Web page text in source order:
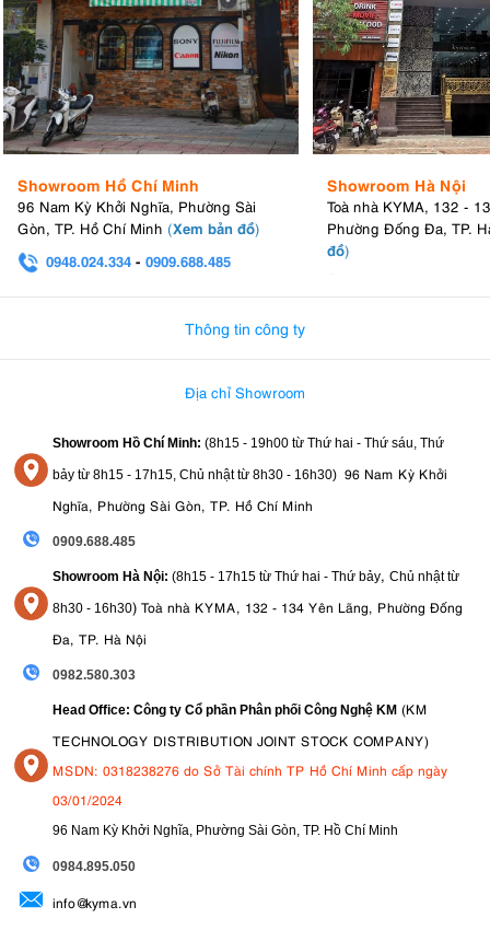
Showroom Hồ Chí Minh
96 Nam Kỳ Khởi Nghĩa, Phường Sài
Gòn, TP. Hồ Chí Minh (Xem bản đồ)
0948.024.334 - 0909.688.485
Showroom Hà Nội
Toà nhà KYMA, 132 -
Phường Đống Đa, TP.
đồ)
Thông tin công ty
Địa chỉ Showroom
Showroom Hồ Chí Minh: (8h15 - 19h00 từ Thứ hai - Thứ sáu, Thứ
bảy từ 8h15 - 17h15, Chủ nhật từ 8h30 - 16h30) 96 Nam Kỳ Khởi
Nghĩa, Phường Sài Gòn, TP. Hồ Chí Minh
0909.688.485
Showroom Hà Nội: (8h15 - 17h15 từ Thứ hai - Thứ bảy, Chủ nhật từ
8h30 - 16h30) Toà nhà KYMA, 132 - 134 Yên Lãng, Phường Đống
Đa, TP. Hà Nội
0982.580.303
Head Office: Công ty Cổ phần Phân phối Công Nghệ KM (KM
TECHNOLOGY DISTRIBUTION JOINT STOCK COMPANY)
MSDN: 0318238276 do Sở Tài chính TP Hồ Chí Minh cấp ngày
03/01/2024
96 Nam Kỳ Khởi Nghĩa, Phường Sài Gòn, TP. Hồ Chí Minh
0984.895.050
info@kyma.vn